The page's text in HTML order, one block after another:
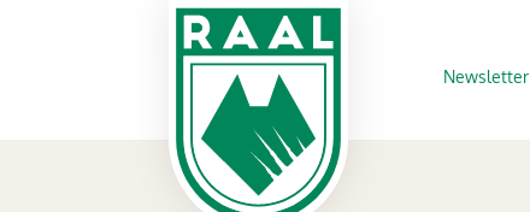
Newsletter